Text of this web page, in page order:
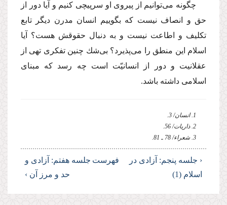
چگونه مى‌توانیم از پیروى او سرپیچى كنیم و آیا دور از
حق و انصاف نیست كه بگوییم انسان مدرن دیگر تابع
تكلیف و اطاعت نیست و به دنبال حقوقش هست؟ آیا
اسلام این منطق را مى‌پذیرد؟ بى‌شك چنین تفكرى تهى از
عقلانیت و دور از انسانیّت است چه رسد كه مبناى
اسلامى داشته باشد.
1. انسان/ 3.
2. ذاریات/ 56.
3. شعراء/ 78 ـ 81.
‹ جلسه پنجم: آزادى در
اسلام (1)
فهرست جلسه هفتم: آزادى و
حد و مرز آن ›